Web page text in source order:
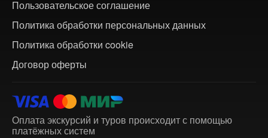
Пользовательское соглашение
Политика обработки персональных данных
Политика обработки cookie
Договор оферты
Оплата экскурсий и туров происходит с помощью
платёжных систем